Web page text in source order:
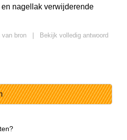
nagellak verwijderende
van bron
Bekijk volledig antwoord